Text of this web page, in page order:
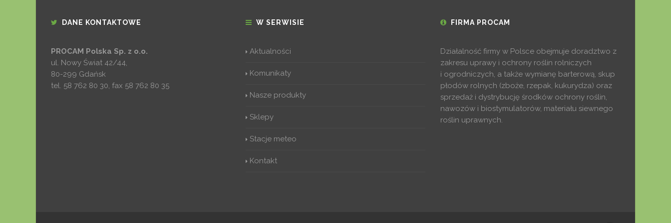
DANE KONTAKTOWE
PROCAM Polska Sp. z o.o.
ul. Nowy Świat 42/44,
80-299 Gdańsk
tel. 58 762 80 30, fax 58 762 80 35
W SERWISIE
Aktualności
Komunikaty
Nasze produkty
Sklepy
Stacje meteo
Kontakt
FIRMA PROCAM
Działalność firmy w Polsce obejmuje doradztwo z
zakresu uprawy i ochrony roślin rolniczych
i ogrodniczych, a także wymianę barterową, skup
płodów rolnych (zboże, rzepak, kukurydza) oraz
sprzedaż i dystrybucję środków ochrony roślin,
nawozów i biostymulatorów, materiału siewnego
roślin uprawnych.